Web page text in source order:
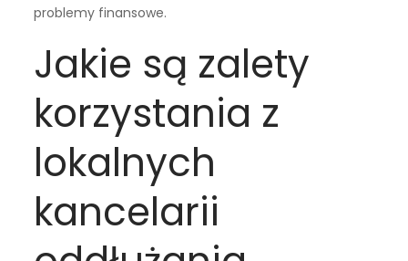
problemy finansowe.
Jakie są zalety
korzystania z
lokalnych
kancelarii